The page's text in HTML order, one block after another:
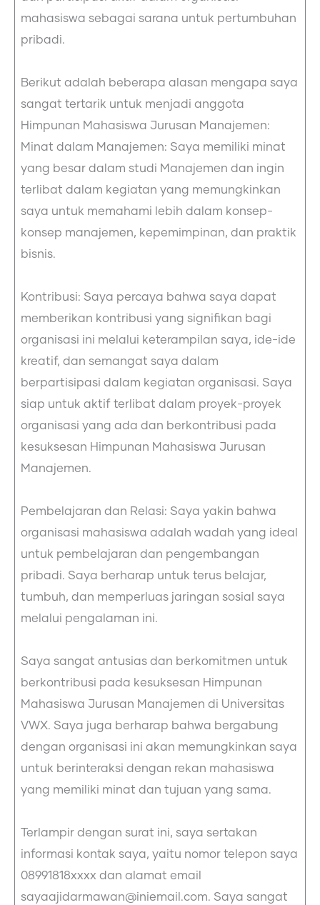
mahasiswa sebagai sarana untuk pertumbuhan
pribadi.
Berikut adalah beberapa alasan mengapa saya
sangat tertarik untuk menjadi anggota
Himpunan Mahasiswa Jurusan Manajemen:
Minat dalam Manajemen: Saya memiliki minat
yang besar dalam studi Manajemen dan ingin
terlibat dalam kegiatan yang memungkinkan
saya untuk memahami lebih dalam konsep-
konsep manajemen, kepemimpinan, dan praktik
bisnis.
Kontribusi: Saya percaya bahwa saya dapat
memberikan kontribusi yang signifikan bagi
organisasi ini melalui keterampilan saya, ide-ide
kreatif, dan semangat saya dalam
berpartisipasi dalam kegiatan organisasi. Saya
siap untuk aktif terlibat dalam proyek-proyek
organisasi yang ada dan berkontribusi pada
kesuksesan Himpunan Mahasiswa Jurusan
Manajemen.
Pembelajaran dan Relasi: Saya yakin bahwa
organisasi mahasiswa adalah wadah yang ideal
untuk pembelajaran dan pengembangan
pribadi. Saya berharap untuk terus belajar,
tumbuh, dan memperluas jaringan sosial saya
melalui pengalaman ini.
Saya sangat antusias dan berkomitmen untuk
berkontribusi pada kesuksesan Himpunan
Mahasiswa Jurusan Manajemen di Universitas
VWX. Saya juga berharap bahwa bergabung
dengan organisasi ini akan memungkinkan saya
untuk berinteraksi dengan rekan mahasiswa
yang memiliki minat dan tujuan yang sama.
Terlampir dengan surat ini, saya sertakan
informasi kontak saya, yaitu nomor telepon saya
08991818xxxx dan alamat email
sayaajidarmawan@iniemail.com. Saya sangat